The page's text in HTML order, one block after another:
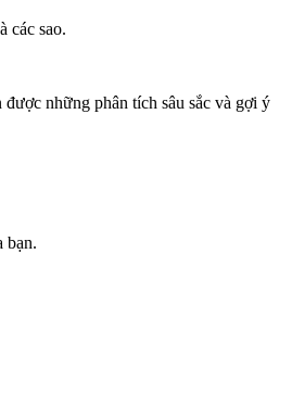
các sao.
những phân tích sâu sắc và gợi ý
bạn.